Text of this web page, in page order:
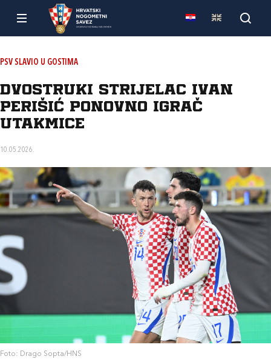
PSV SLAVIO U GOSTIMA
Dvostruki strijelac Ivan
Perišić ponovno igrač
utakmice
10.05.2026.
Foto: Drago Sopta/HNS